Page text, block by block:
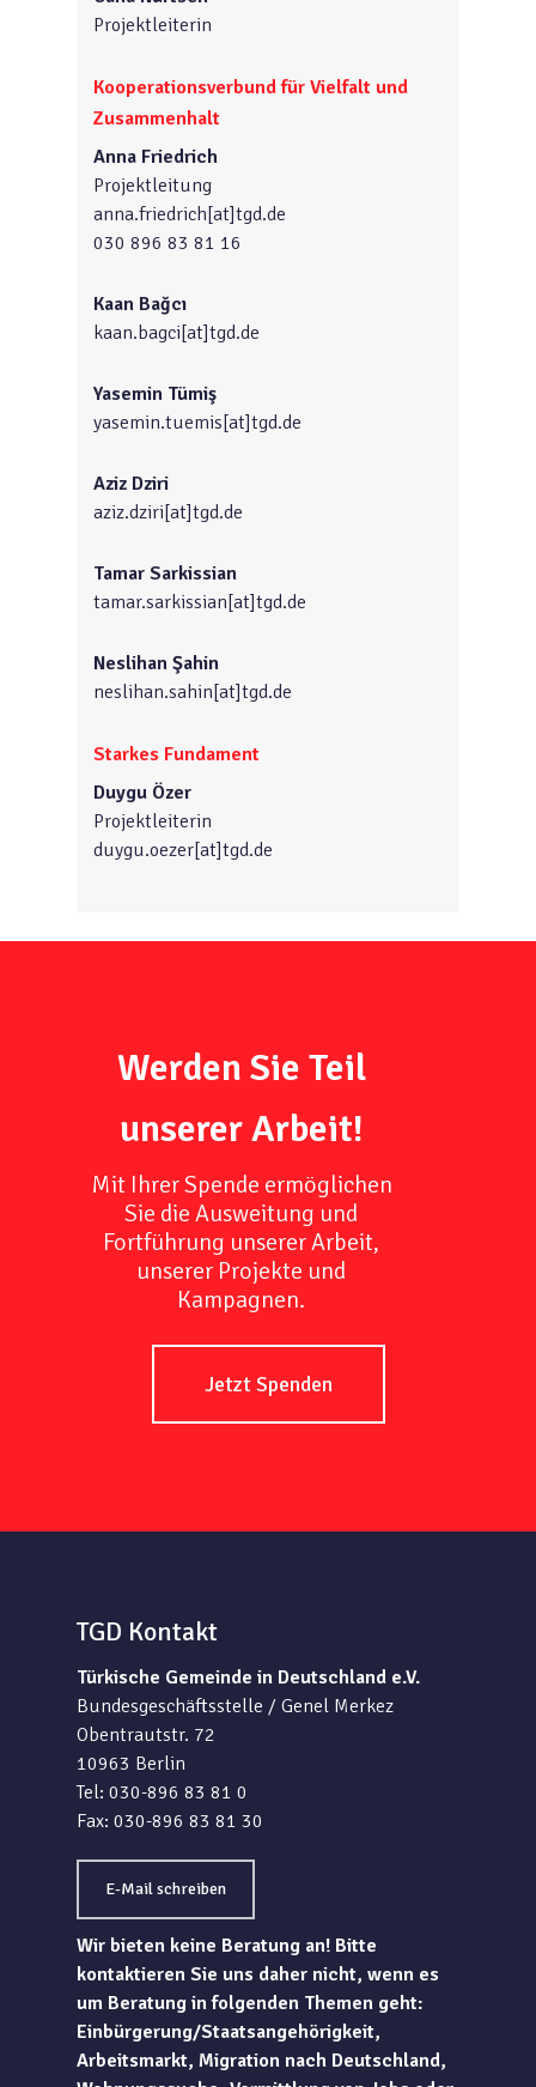
Projektleiterin
Kooperationsverbund für Vielfalt und
Zusammenhalt
Anna Friedrich
Projektleitung
anna.friedrich[at]tgd.de
030 896 83 81 16
Kaan Bağcı
kaan.bagci[at]tgd.de
Yasemin Tümiş
yasemin.tuemis[at]tgd.de
Aziz Dziri
aziz.dziri[at]tgd.de
Tamar Sarkissian
tamar.sarkissian[at]tgd.de
Neslihan Şahin
neslihan.sahin[at]tgd.de
Starkes Fundament
Duygu Özer
Projektleiterin
duygu.oezer[at]tgd.de
Werden Sie Teil
unserer Arbeit!
Mit Ihrer Spende ermöglichen
Sie die Ausweitung und
Fortführung unserer Arbeit,
unserer Projekte und
Kampagnen.
Jetzt Spenden
TGD Kontakt
Türkische Gemeinde in Deutschland e.V.
Bundesgeschäftsstelle / Genel Merkez
Obentrautstr. 72
10963 Berlin
Tel: 030-896 83 81 0
Fax: 030-896 83 81 30
E-Mail schreiben
Wir bieten keine Beratung an! Bitte
kontaktieren Sie uns daher nicht, wenn es
um Beratung in folgenden Themen geht:
Einbürgerung/Staatsangehörigkeit,
Arbeitsmarkt, Migration nach Deutschland,